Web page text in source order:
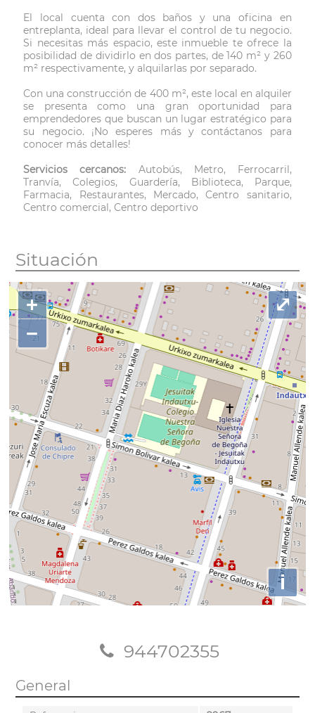
El local cuenta con dos baños y una oficina en
entreplanta, ideal para llevar el control de tu negocio.
Si necesitas más espacio, este inmueble te ofrece la
posibilidad de dividirlo en dos partes, de 140 m² y 260
m² respectivamente, y alquilarlas por separado.
Con una construcción de 400 m², este local en alquiler
se presenta como una gran oportunidad para
emprendedores que buscan un lugar estratégico para
su negocio. ¡No esperes más y contáctanos para
conocer más detalles!
Servicios cercanos: Autobús, Metro, Ferrocarril,
Tranvía, Colegios, Guardería, Biblioteca, Parque,
Farmacia, Restaurantes, Mercado, Centro sanitario,
Centro comercial, Centro deportivo
Situación
+
−
i
⤢
944702355
General